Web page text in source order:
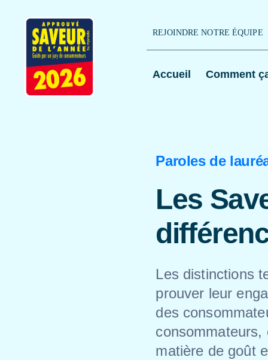
contenu
REJOINDRE NOTRE ÉQUIPE
Accueil Comment
Paroles de
Les
Les distinctions
prouver leur
des
matière de goût